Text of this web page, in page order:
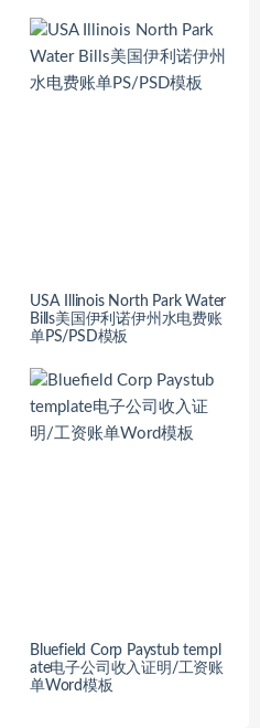
USA Illinois North Park Water
Bills美国伊利诺伊州水电费账
单PS/PSD模板
Bluefield Corp Paystub templ
ate电子公司收入证明/工资账
单Word模板